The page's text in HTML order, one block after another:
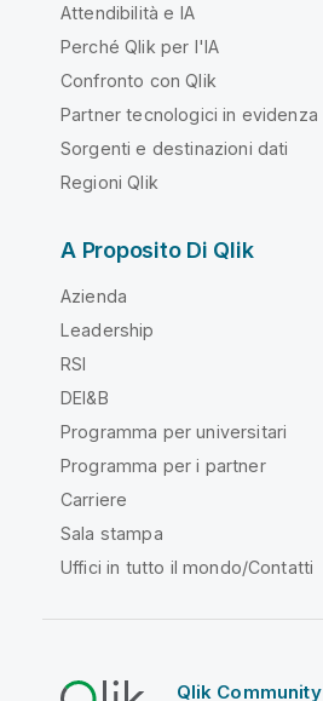
Attendibilità e IA
Perché Qlik per l'IA
Confronto con Qlik
Partner tecnologici in evidenza
Sorgenti e destinazioni dati
Regioni Qlik
A Proposito Di Qlik
Azienda
Leadership
RSI
DEI&B
Programma per universitari
Programma per i partner
Carriere
Sala stampa
Uffici in tutto il mondo/Contatti
Qlik Community